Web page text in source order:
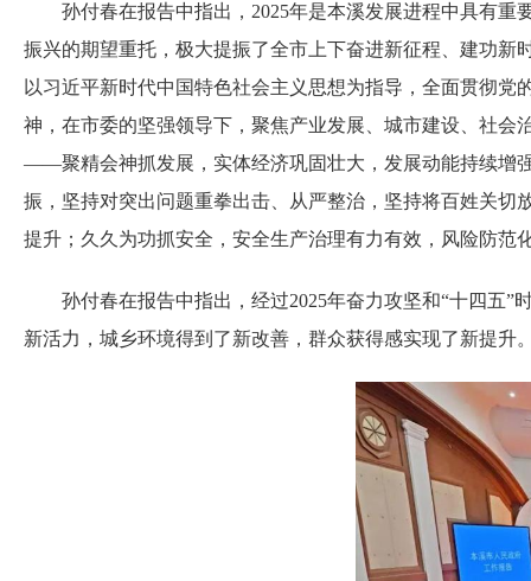
孙付春在报告中指出，2025年是本溪发展进程中具有重
振兴的期望重托，极大提振了全市上下奋进新征程、建功
以习近平新时代中国特色社会主义思想为指导，全面贯彻
神，在市委的坚强领导下，聚焦产业发展、城市建设、社会
——聚精会神抓发展，实体经济巩固壮大，发展动能持续增
振，坚持对突出问题重拳出击、从严整治，坚持将百姓关
提升；久久为功抓安全，安全生产治理有力有效，风险防
孙付春在报告中指出，经过2025年奋力攻坚和“十四五”
新活力，城乡环境得到了新改善，群众获得感实现了新提升